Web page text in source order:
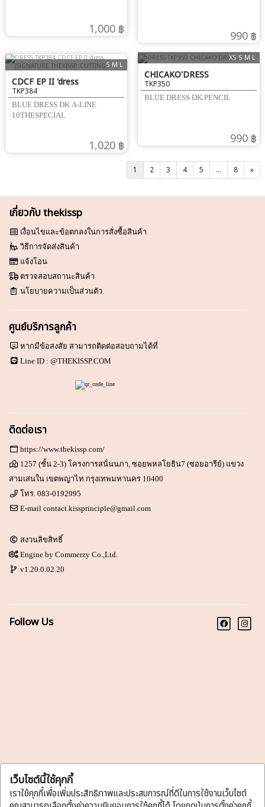
เว็บไซต์นี้ใช้คุกกี้
เราใช้คุกกี้เพื่อเพิ่มประสิทธิภาพและประสบการณ์ที่ดีในการใช้งานเว็บไซต์
1,000 ฿ 990 ฿
S M L
CDCF EP II 'dress
(SIGNATURE THEKISSP.
CUTTING)
TKP384
BLUE DRESS DK A-LINE
10THESPECIAL
1,020 ฿
XS S M L
CHICAKO'DRESS
TKP350
BLUE DRESS DK PENCIL
990 ฿
1 2 3 4 5 ... 8 »
เกี่ยวกับ thekissp
เงื่อนไขและข้อตกลงในการสั่งซื้อสินค้า
วิธีการจัดส่งสินค้า
แจ้งโอน
ตรวจสอบสถานะสินค้า
นโยบายความเป็นส่วนตัว
ศูนย์บริการลูกค้า
หากมีข้อสงสัย สามารถติดต่อสอบถามได้ที่
Line ID :@THEKISSP.COM
ติดต่อเรา
https://www.thekissp.com/
1257 (ชั้น 2-3) โครงการสนั่นนภา, ซอยพหลโยธิน7 (ซอยอารีย์) แขวง
สามเสนใน เขตพญาไท กรุงเทพมหานคร 10400
โทร.083-0192995
E-mailcontact.kissprinciple@gmail.com
สงวนลิขสิทธิ์
Engine byCommerzy Co.,Ltd.
v1.20.0.02.20
Follow Us